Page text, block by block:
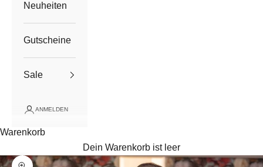
Neuheiten
Gutscheine
Sale
ANMELDEN
Warenkorb
Dein Warenkorb ist leer